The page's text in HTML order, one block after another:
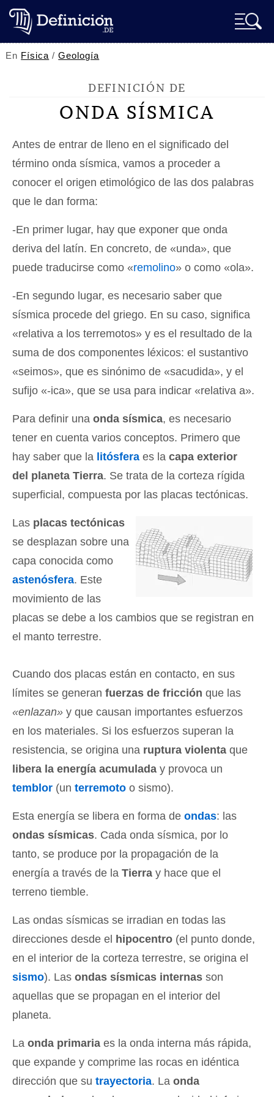
En Física /Geología
DEFINICIÓN DE
ONDA SÍSMICA
Antes de entrar de lleno en el significado del
término onda sísmica, vamos a proceder a
conocer el origen etimológico de las dos palabras
que le dan forma:
-En primer lugar, hay que exponer que onda
deriva del latín. En concreto, de «unda», que
puede traducirse como «remolino» o como «ola».
-En segundo lugar, es necesario saber que
sísmica procede del griego. En su caso, significa
«relativa a los terremotos» y es el resultado de la
suma de dos componentes léxicos: el sustantivo
«seimos», que es sinónimo de «sacudida», y el
sufijo «-ica», que se usa para indicar «relativa a».
Para definir una onda sísmica, es necesario
tener en cuenta varios conceptos. Primero que
hay saber que la litósfera es la capa exterior
del planeta Tierra. Se trata de la corteza rígida
superficial, compuesta por las placas tectónicas.
Las placas tectónicas
se desplazan sobre una
capa conocida como
astenósfera. Este
movimiento de las
placas se debe a los cambios que se registran en
el manto terrestre.
Cuando dos placas están en contacto, en sus
límites se generan fuerzas de fricción que las
«enlazan» y que causan importantes esfuerzos
en los materiales. Si los esfuerzos superan la
resistencia, se origina una ruptura violenta que
libera la energía acumulada y provoca un
temblor (un terremoto o sismo).
Esta energía se libera en forma de ondas: las
ondas sísmicas. Cada onda sísmica, por lo
tanto, se produce por la propagación de la
energía a través de la Tierra y hace que el
terreno tiemble.
Las ondas sísmicas se irradian en todas las
direcciones desde el hipocentro (el punto donde,
en el interior de la corteza terrestre, se origina el
sismo). Las ondas sísmicas internas son
aquellas que se propagan en el interior del
planeta.
La onda primaria es la onda interna más rápida,
que expande y comprime las rocas en idéntica
dirección que su trayectoria. La onda